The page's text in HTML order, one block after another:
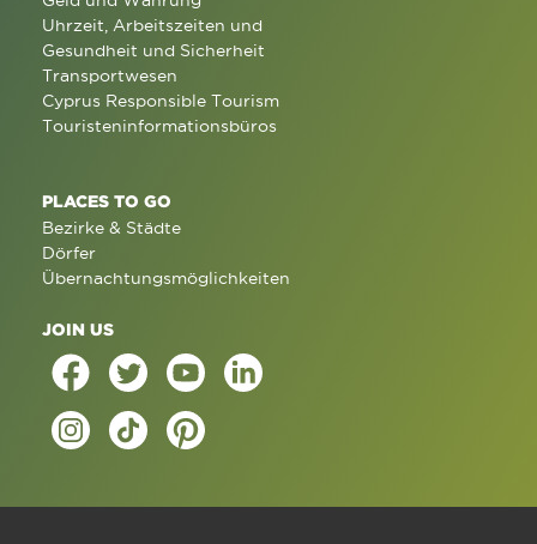
Uhrzeit, Arbeitszeiten und
Gesundheit und Sicherheit
Transportwesen
Cyprus Responsible Tourism
Touristeninformationsbüros
PLACES TO GO
Bezirke & Städte
Dörfer
Übernachtungsmöglichkeiten
JOIN US